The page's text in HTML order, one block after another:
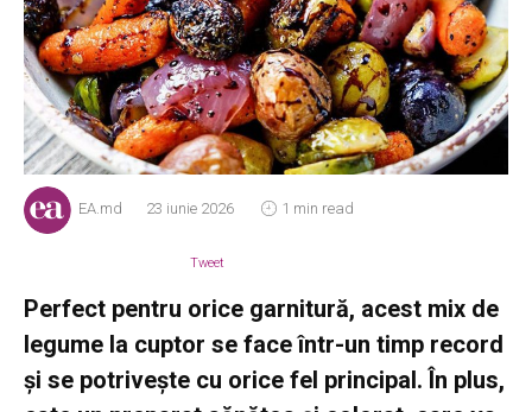
EA.md 23 iunie 2026 1 min read
Tweet
Perfect pentru orice garnitură, acest mix de
legume la cuptor se face într-un timp record
și se potrivește cu orice fel principal. În plus,